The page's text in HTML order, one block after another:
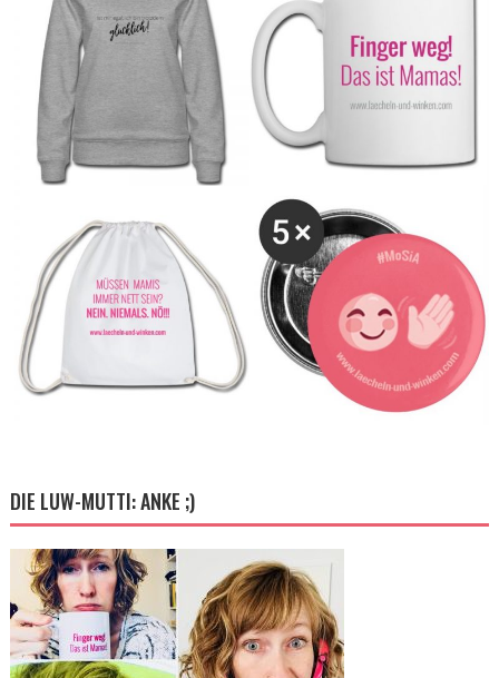
DIE LUW-MUTTI: ANKE ;)